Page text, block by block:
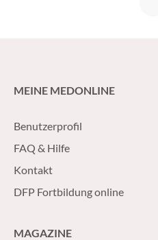
MEINE MEDONLINE
Benutzerprofil
FAQ & Hilfe
Kontakt
DFP Fortbildung online
MAGAZINE